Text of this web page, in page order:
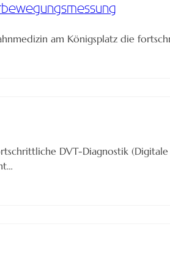
am Königsplatz die
DVT-Diagnostik